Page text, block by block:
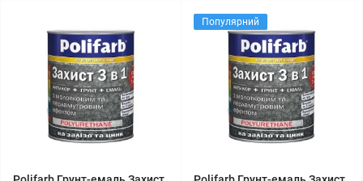
Популярний